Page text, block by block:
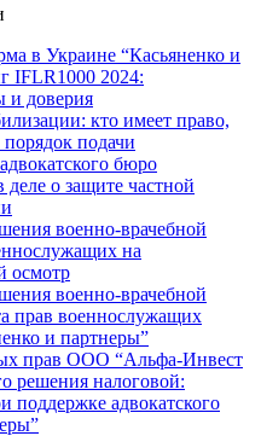
в Украине “Касьяненко и
IFLR1000 2024:
и доверия
кто имеет право,
подачи
бюро
о защите частной
военно-врачебной
на
осмотр
военно-врачебной
прав военнослужащих
и партнеры”
прав ООО “Альфа-Инвест
решения налоговой:
поддержке адвокатского